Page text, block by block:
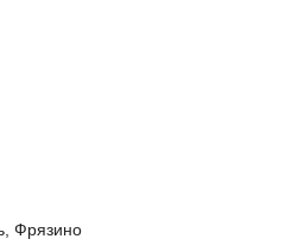
Фрязино